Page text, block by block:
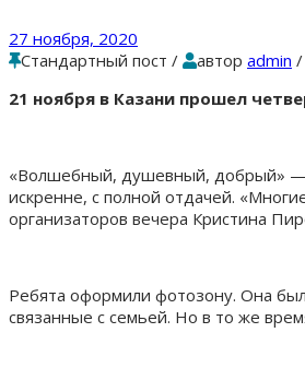
27 ноября, 2020
Стандартный пост / автор admin /
21 ноября в Казани прошел
«Волшебный, душевный, добрый» —
искренне, с полной отдачей.
организаторов вечера Кристина
Ребята оформили фотозону. Она
связанные с семьей. Но в то же